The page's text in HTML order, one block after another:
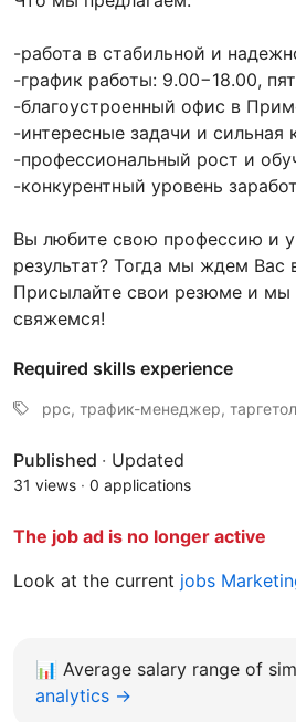
-работа в стабильной и
-график работы: 9.00−18.00,
-благоустроенный офис в
-интересные задачи и сильная
-профессиональный рост и
-конкурентный уровень
Вы любите свою профессию и
результат? Тогда мы ждем Вас
Присылайте свои резюме и мы
свяжемся!
Required skills experience
ppc, трафик-менеджер,
Published · Updated
31 views · 0 applications
The job ad is no longer active
Look at the current jobs
📊 Average salary range of
analytics →